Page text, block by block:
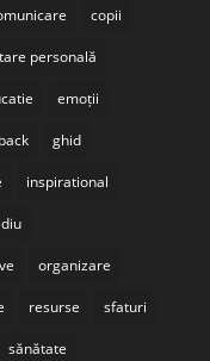
copii
personală
emoții
ghid
inspirational
organizare
resurse sfaturi
sănătate